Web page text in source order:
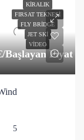
KIRALIK
FIRSAT TEKNESI
FLY BRIDGE
JET SKI
VIDEO
/Başlayan Fiyat
5